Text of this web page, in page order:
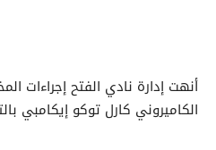
أنهت إدارة نادي الفتح إجراءات
الكاميروني كارل توكو إيكامبي